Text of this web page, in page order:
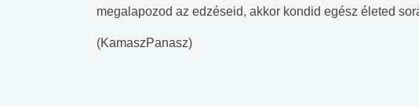
megalapozod az edzéseid, akkor kondid egész életed
(KamaszPanasz)